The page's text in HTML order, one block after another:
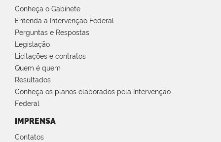
Conheça o Gabinete
Entenda a Intervenção Federal
Perguntas e Respostas
Legislação
Licitações e contratos
Quem é quem
Resultados
Conheça os planos elaborados pela Intervenção
Federal
IMPRENSA
Contatos